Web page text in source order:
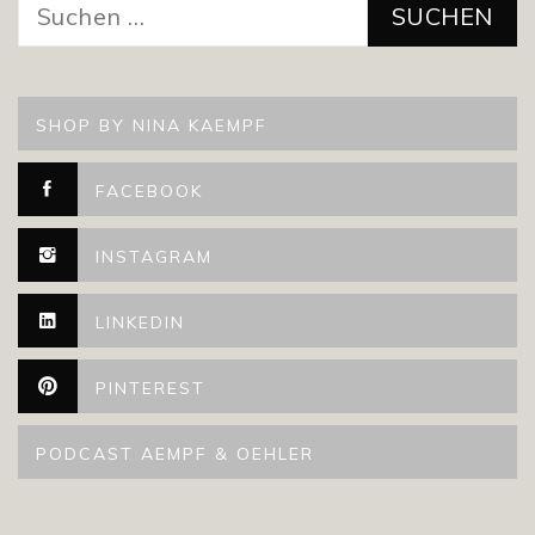
nach:
SHOP BY NINA KAEMPF
FACEBOOK
INSTAGRAM
LINKEDIN
PINTEREST
PODCAST AEMPF & OEHLER